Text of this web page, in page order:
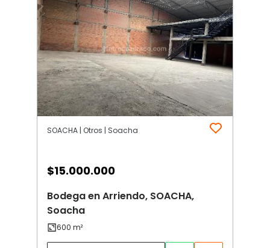
SOACHA | Otros | Soacha
$15.000.000
Bodega en Arriendo, SOACHA,
Soacha